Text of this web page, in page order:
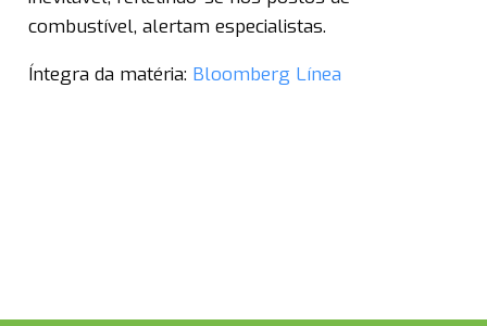
combustível, alertam especialistas.
Íntegra da matéria: Bloomberg Línea